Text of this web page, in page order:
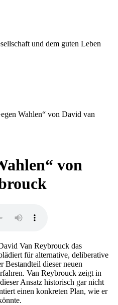
und dem guten Leben
Wahlen“ von David van
von
Van Reybrouck das
für alternative, deliberative
dieser neuen
Van Reybrouck zeigt in
Ansatz historisch gar nicht
einen konkreten Plan, wie er